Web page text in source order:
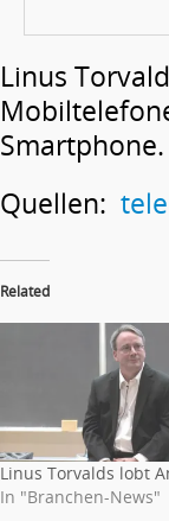
Linus
Smartphone.
Quellen:
Related
Linus Torvalds lobt
In "Branchen-News"